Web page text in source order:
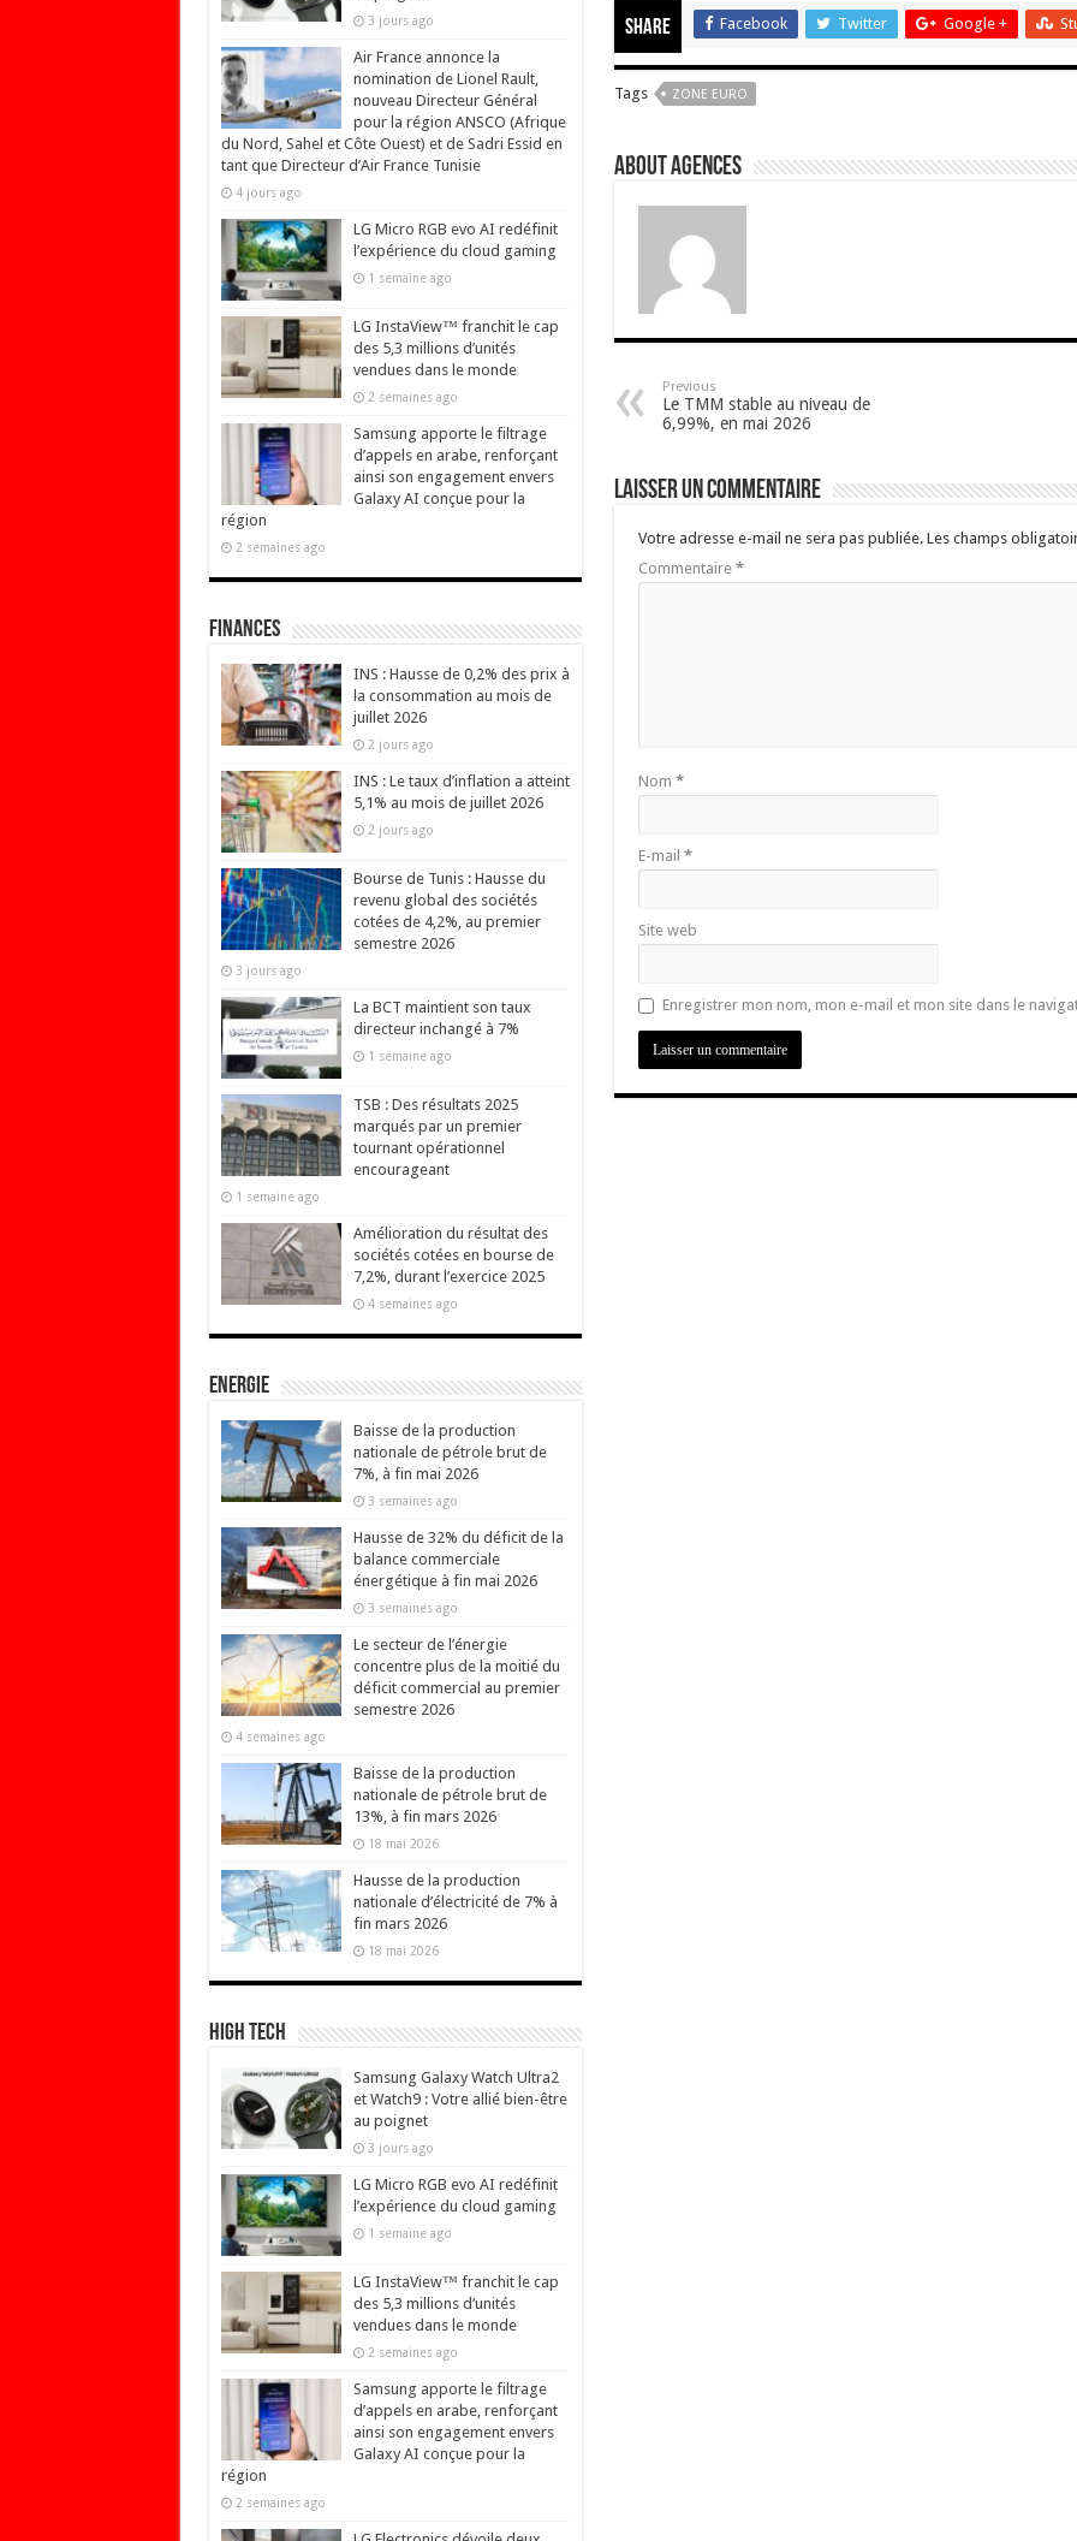
Share Facebook Twitter Google +
Tags ZONE EURO
About Agences
Previous
Le TMM stable au niveau de
6,99%, en mai 2026
Laisser un commentaire
Votre adresse e-mail ne sera pas publiée. Les champs
Commentaire *
Nom *
E-mail *
Site web
Enregistrer mon nom, mon e-mail et mon site dans le
3 jours ago
Air France annonce la
nomination de Lionel Rault,
nouveau Directeur Général
pour la région ANSCO (Afrique
du Nord, Sahel et Côte Ouest) et de Sadri Essid en
tant que Directeur d’Air France Tunisie
4 jours ago
LG Micro RGB evo AI redéfinit
l’expérience du cloud gaming
1 semaine ago
LG InstaView™ franchit le cap
des 5,3 millions d’unités
vendues dans le monde
2 semaines ago
Samsung apporte le filtrage
d’appels en arabe, renforçant
ainsi son engagement envers
Galaxy AI conçue pour la
région
2 semaines ago
Finances
INS : Hausse de 0,2% des prix à
la consommation au mois de
juillet 2026
2 jours ago
INS : Le taux d’inflation a atteint
5,1% au mois de juillet 2026
2 jours ago
Bourse de Tunis : Hausse du
revenu global des sociétés
cotées de 4,2%, au premier
semestre 2026
3 jours ago
La BCT maintient son taux
directeur inchangé à 7%
1 semaine ago
TSB : Des résultats 2025
marqués par un premier
tournant opérationnel
encourageant
1 semaine ago
Amélioration du résultat des
sociétés cotées en bourse de
7,2%, durant l’exercice 2025
4 semaines ago
Energie
Baisse de la production
nationale de pétrole brut de
7%, à fin mai 2026
3 semaines ago
Hausse de 32% du déficit de la
balance commerciale
énergétique à fin mai 2026
3 semaines ago
Le secteur de l’énergie
concentre plus de la moitié du
déficit commercial au premier
semestre 2026
4 semaines ago
Baisse de la production
nationale de pétrole brut de
13%, à fin mars 2026
18 mai 2026
Hausse de la production
nationale d’électricité de 7% à
fin mars 2026
18 mai 2026
High Tech
Samsung Galaxy Watch Ultra2
et Watch9 : Votre allié bien-être
au poignet
3 jours ago
LG Micro RGB evo AI redéfinit
l’expérience du cloud gaming
1 semaine ago
LG InstaView™ franchit le cap
des 5,3 millions d’unités
vendues dans le monde
2 semaines ago
Samsung apporte le filtrage
d’appels en arabe, renforçant
ainsi son engagement envers
Galaxy AI conçue pour la
région
2 semaines ago